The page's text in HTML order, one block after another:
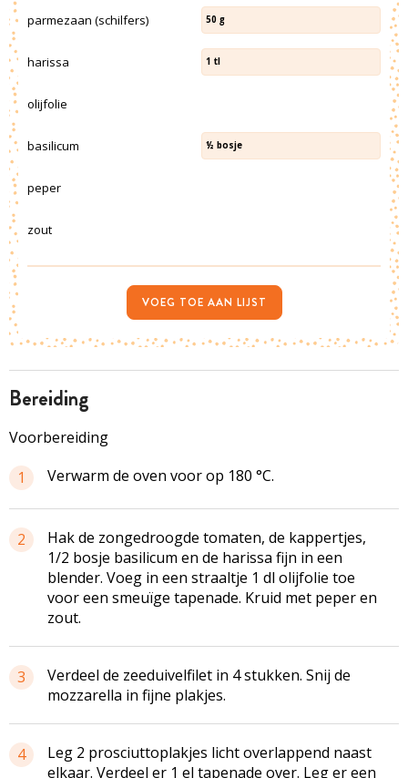
bereiding
Voorbereiding
1
Verwarm de oven voor op 180 °C.
2
Hak de zongedroogde tomaten, de kappertjes,
1/2 bosje basilicum en de harissa fijn in een
blender. Voeg in een straaltje 1 dl olijfolie toe
voor een smeuïge tapenade. Kruid met peper en
zout.
3
Verdeel de zeeduivelfilet in 4 stukken. Snij de
mozzarella in fijne plakjes.
4
Leg 2 prosciuttoplakjes licht overlappend naast
elkaar. Verdeel er 1 el tapenade over. Leg er een
parmezaan (schilfers) 50 g
harissa 1 tl
olijfolie
basilicum ½ bosje
peper
zout
VOEG TOE AAN LIJST